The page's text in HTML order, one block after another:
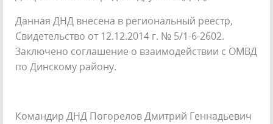
Данная ДНД внесена в региональный реестр,
Свидетельство от 12.12.2014 г. № 5/1-6-2602.
Заключено соглашение о взаимодействии с ОМВД
по Динскому району.
Командир ДНД Погорелов Дмитрий Геннадьевич